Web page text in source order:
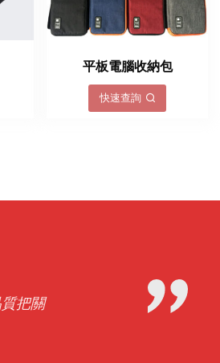
平板電腦收納包
快速查詢
把關